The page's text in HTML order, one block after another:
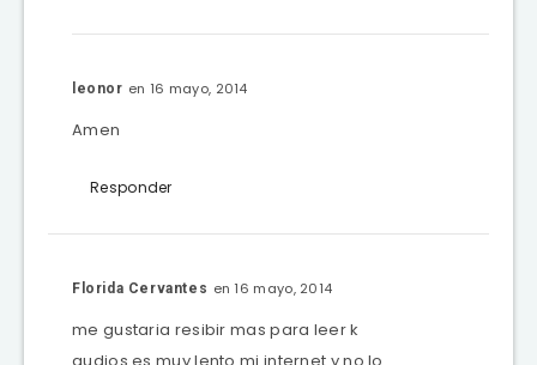
leonor en 16 mayo, 2014
Amen
Responder
Florida Cervantes en 16 mayo, 2014
me gustaria resibir mas para leer k